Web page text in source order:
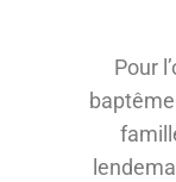
Pour